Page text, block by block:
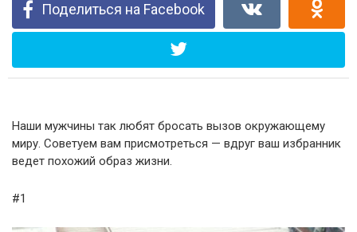
Поделиться на Facebook
Наши мужчины так любят бросать вызов окружающему
миру. Советуем вам присмотреться — вдруг ваш избранник
ведет похожий образ жизни.
#1